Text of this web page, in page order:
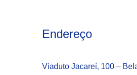
Endereço
Viaduto Jacareí, 100 –